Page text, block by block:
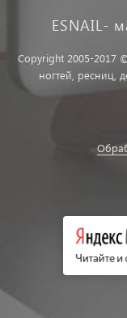
ESNAIL-
Copyright 2005-2017
ногтей, ресниц,